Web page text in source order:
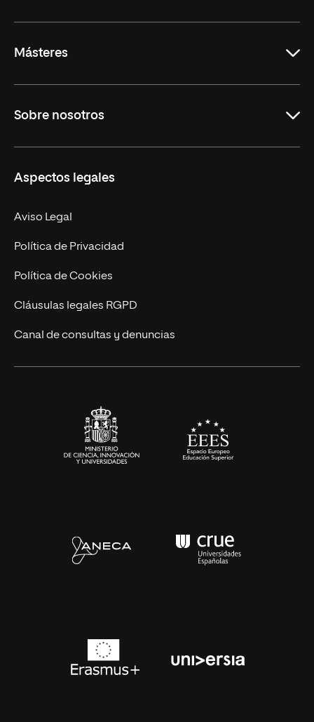
Másteres
Derecho
Empresa
MBA
Marketing y Comunicación
Ingeniería
Diseño
Ciencias de la Salud
Sobre nosotros
Nuestro Equipo
Contacto
Aspectos legales
Aviso Legal
Política de Privacidad
Política de Cookies
Cláusulas legales RGPD
Canal de consultas y denuncias